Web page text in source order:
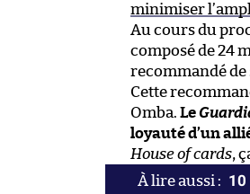
minimiser
Au cours du
composé de 24
recommandé
Cette
Omba. Le
loyauté d’un
House of cards,
10